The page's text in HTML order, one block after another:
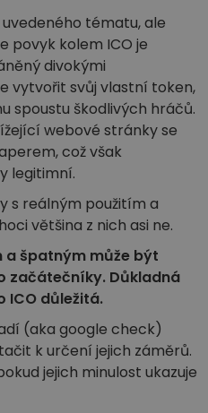
tématu, ale
povyk kolem ICO je
divokými
vytvořit svůj vlastní token,
spoustu škodlivých hráčů.
webové stránky se
což však
legitimní.
s reálným použitím a
většina z nich asi ne.
a špatným může být
začátečníky. Důkladná
ICO důležitá.
(aka google check)
k určení jejich záměrů.
jejich minulost ukazuje